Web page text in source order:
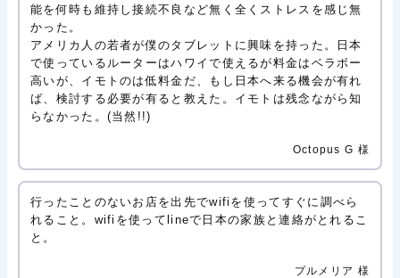
能を何時も維持し接続不良など無く全くストレスを感じ無
かった。
アメリカ人の若者が僕のタブレットに興味を持った。日本
で使っているルーターはハワイで使えるが料金はベラボー
高いが、イモトのは低料金だ、もし日本へ来る機会が有れ
ば、検討する必要が有ると教えた。イモトは残念ながら知
らなかった。(当然!!)
Octopus G 様
行ったことのないお店を出先でwifiを使ってすぐに調べら
れること。wifiを使ってlineで日本の家族と連絡がとれるこ
と。
プルメリア 様